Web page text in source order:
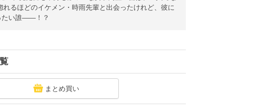
るほどのイケメン・時雨先輩と出会ったけれど、彼に
たい誰――！？
まとめ買い